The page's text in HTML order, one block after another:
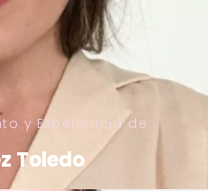
y Experiencia de
Toledo